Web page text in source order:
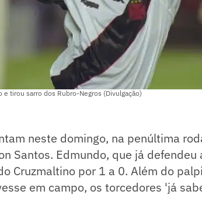
tirou sarro dos Rubro-Negros (Divulgação)
neste domingo, na penúltima
Santos. Edmundo, que já defendeu
Cruzmaltino por 1 a 0. Além do
em campo, os torcedores 'já